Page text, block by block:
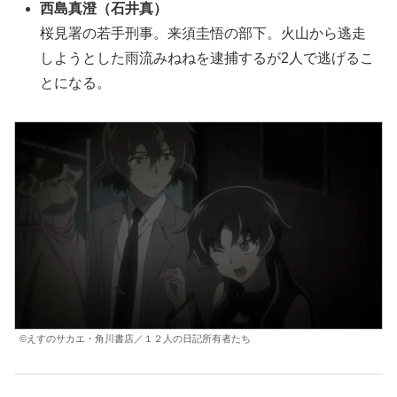
西島真澄（石井真）
桜見署の若手刑事。来須圭悟の部下。火山から逃走
しようとした雨流みねねを逮捕するが2人で逃げるこ
とになる。
©えすのサカエ・角川書店／１２人の日記所有者たち